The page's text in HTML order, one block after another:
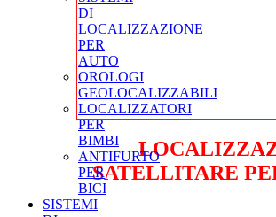
SATELLITARE
DI
LOCALIZZAZIONE
PER
AUTO
OROLOGI
GEOLOCALIZZABILI
LOCALIZZATORI
PER
BIMBI
ANTIFURTO
PER
BICI
SISTEMI